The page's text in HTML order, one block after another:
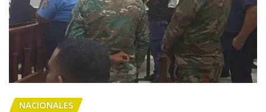
NACIONALES